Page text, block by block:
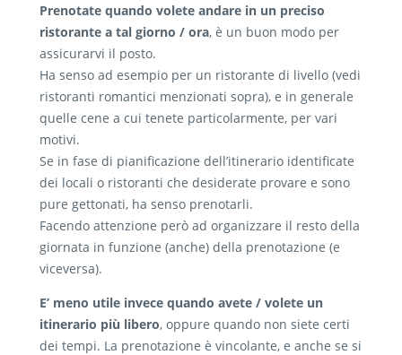
Prenotate quando volete andare in un preciso
ristorante a tal giorno / ora, è un buon modo per
assicurarvi il posto.
Ha senso ad esempio per un ristorante di livello (vedi
ristoranti romantici menzionati sopra), e in generale
quelle cene a cui tenete particolarmente, per vari
motivi.
Se in fase di pianificazione dell’itinerario identificate
dei locali o ristoranti che desiderate provare e sono
pure gettonati, ha senso prenotarli.
Facendo attenzione però ad organizzare il resto della
giornata in funzione (anche) della prenotazione (e
viceversa).
E’ meno utile invece quando avete / volete un
itinerario più libero, oppure quando non siete certi
dei tempi. La prenotazione è vincolante, e anche se si